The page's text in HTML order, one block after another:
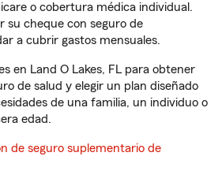
o cobertura médica individual.
su cheque con seguro de
a cubrir gastos mensuales.
en Land O Lakes, FL para obtener
de salud y elegir un plan diseñado
de una familia, un individuo o
edad.
de seguro suplementario de